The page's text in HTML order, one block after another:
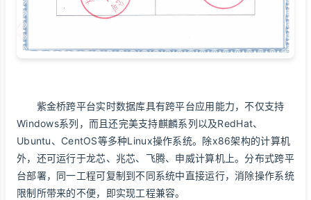
紫金桥跨平台实时数据库具有跨平台应用能力，不仅支持
Windows系列，而且还完美支持麒麟系列以及RedHat、
Ubuntu、CentOS等多种Linux操作系统。除x86架构的计算机
外，还可运行于龙芯、兆芯、飞腾、申威计算机上。分布式跨平
台部署，同一工程可复制到不同系统中直接运行，消除操作系统
限制所带来的不便，即实现工程兼容。